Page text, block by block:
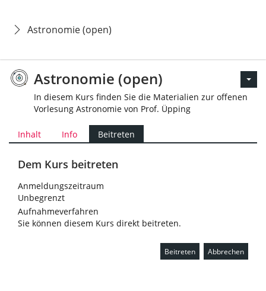
Astronomie (open)
Astronomie (open)
In diesem Kurs finden Sie die Materialien zur offenen
Vorlesung Astronomie von Prof. Üpping
Inhalt Info Beitreten
Dem Kurs beitreten
Anmeldungszeitraum
Unbegrenzt
Aufnahmeverfahren
Sie können diesem Kurs direkt beitreten.